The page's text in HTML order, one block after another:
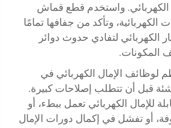
الكهربائي. واستخدم قطع قماش
الكهربائية، وتأكد من جفافها تمامًا
الكهربائي لتفادي حدوث دوائر
المكونات.
لوظائف الإمال الكهربائي في
قبل أن تتطلب إصلاحات كبيرة.
للإمال الكهربائي تعمل ببطء، أو
أو تفشل في إكمال دورات الإمال